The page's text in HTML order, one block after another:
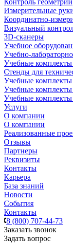
Контроль геометрии
Измерительные
Координатно-
Визуальный
3D-сканеры
Учебное
Учебно-
Учебные
Стенды для
Учебные
Учебные
Учебные
Услуги
О компании
О компании
Реализованные
Отзывы
Партнеры
Реквизиты
Контакты
Карьера
База знаний
Новости
События
Контакты
8 (800) 707-44-73
Заказать звонок
Задать вопрос